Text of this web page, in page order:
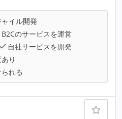
イル開発
B2Cのサービスを運営
自社サービスを開発
り
れる